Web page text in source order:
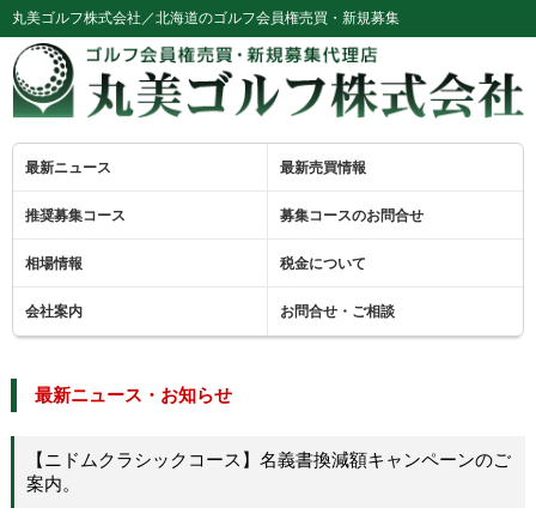
丸美ゴルフ株式会社／北海道のゴルフ会員権売買・新規募集
最新ニュース 最新売買情報
推奨募集コース 募集コースのお問合せ
相場情報 税金について
会社案内 お問合せ・ご相談
最新ニュース・お知らせ
【ニドムクラシックコース】名義書換減額キャンペーンのご
案内。